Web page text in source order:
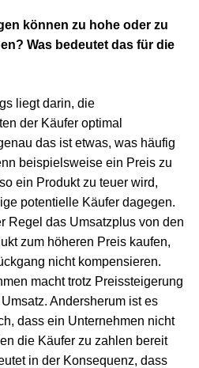
können zu hohe oder zu
Was bedeutet das für die
liegt darin, die
der Käufer optimal
das ist etwas, was häufig
beispielsweise ein Preis zu
ein Produkt zu teuer wird,
potentielle Käufer dagegen.
Regel das Umsatzplus von den
zum höheren Preis kaufen,
nicht kompensieren.
macht trotz Preissteigerung
Andersherum ist es
dass ein Unternehmen nicht
die Käufer zu zahlen bereit
in der Konsequenz, dass